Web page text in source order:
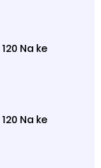
Na ke
Na ke